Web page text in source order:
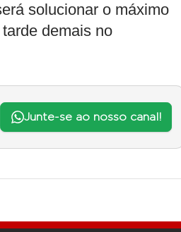
solucionar o máximo
demais no
Junte-se ao nosso canal!